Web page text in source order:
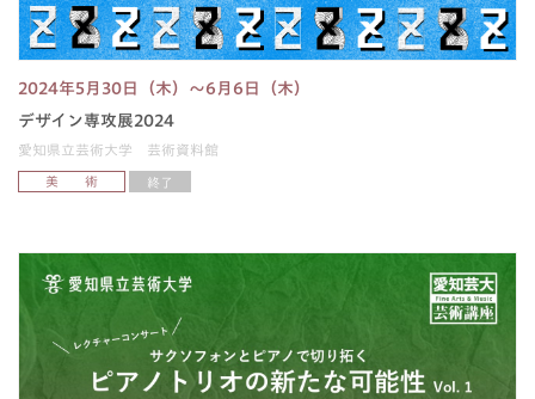
2024年5月30日（木）～6月6日（木）
デザイン専攻展2024
愛知県立芸術大学 芸術資料館
美 術 終了